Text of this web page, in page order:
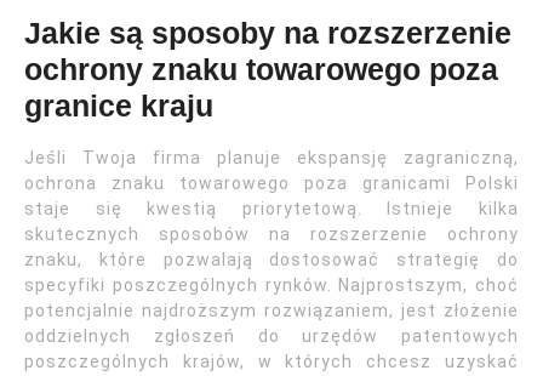
Jakie są sposoby na rozszerzenie
ochrony znaku towarowego poza
granice kraju
Jeśli Twoja firma planuje ekspansję zagraniczną,
ochrona znaku towarowego poza granicami Polski
staje się kwestią priorytetową. Istnieje kilka
skutecznych sposobów na rozszerzenie ochrony
znaku, które pozwalają dostosować strategię do
specyfiki poszczególnych rynków. Najprostszym, choć
potencjalnie najdroższym rozwiązaniem, jest złożenie
oddzielnych zgłoszeń do urzędów patentowych
poszczególnych krajów, w których chcesz uzyskać